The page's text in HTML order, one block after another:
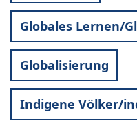
Globales Lernen/
Globalisierung
Indigene Völker/